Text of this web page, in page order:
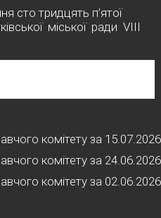
сто тридцять п’ятої
міської ради VІІІ
комітету за 15.07.2026
комітету за 24.06.2026
комітету за 02.06.2026